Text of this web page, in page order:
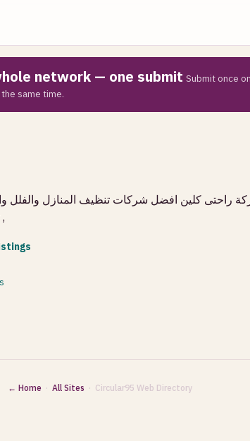
network — one submit Submit once
same time.
راحتى كلين افضل شركات تنظيف المنازل والفلل
← Home · All Sites · Circular95 Web Directory